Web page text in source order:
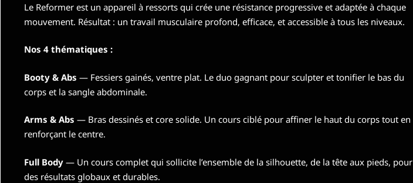
Le Reformer est un appareil à ressorts qui crée une résistance progressive et adaptée à chaque
mouvement. Résultat : un travail musculaire profond, efficace, et accessible à tous les niveaux.
Nos 4 thématiques :
Booty & Abs — Fessiers gainés, ventre plat. Le duo gagnant pour sculpter et tonifier le bas du
corps et la sangle abdominale.
Arms & Abs — Bras dessinés et core solide. Un cours ciblé pour affiner le haut du corps tout en
renforçant le centre.
Full Body — Un cours complet qui sollicite l’ensemble de la silhouette, de la tête aux pieds, pour
des résultats globaux et durables.